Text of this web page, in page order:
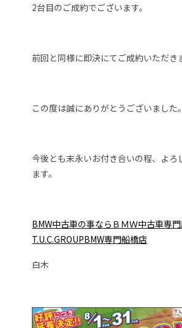
2台目のご成約でございます。
前回と同様に即決にてご成約いただき
この度は誠にありがとうございました。
今後とも末永いお付き合いの程、よろ
ます。
BMW中古車の事ならＢＭＷ中古車専
T.U.C.GROUPBMW専門船橋店
白木